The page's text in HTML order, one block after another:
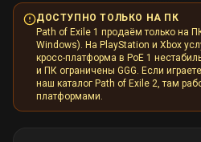
ДОСТУПНО ТОЛЬКО НА ПК
Path of Exile 1 продаём только на
Windows). На PlayStation и Xbox
кросс-платформа в PoE 1
и ПК ограничены GGG. Если
наш каталог Path of Exile 2, там
платформами.